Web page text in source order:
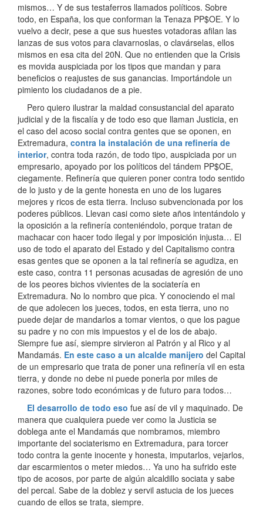
mismos… Y de sus testaferros llamados políticos. Sobre
todo, en España, los que conforman la Tenaza PP$OE. Y lo
vuelvo a decir, pese a que sus huestes votadoras afilan las
lanzas de sus votos para clavarnoslas, o clavárselas, ellos
mismos en esa cita del 20N. Que no entienden que la Crisis
es movida auspiciada por los tipos que mandan y para
beneficios o reajustes de sus ganancias. Importándole un
pimiento los ciudadanos de a pie.
Pero quiero ilustrar la maldad consustancial del aparato
judicial y de la fiscalía y de todo eso que llaman Justicia, en
el caso del acoso social contra gentes que se oponen, en
Extremadura, contra la instalación de una refinería de
interior, contra toda razón, de todo tipo, auspiciada por un
empresario, apoyado por los políticos del tándem PP$OE,
ciegamente. Refinería que quieren poner contra todo sentido
de lo justo y de la gente honesta en uno de los lugares
mejores y ricos de esta tierra. Incluso subvencionada por los
poderes públicos. Llevan casi como siete años intentándolo y
la oposición a la refinería conteniéndolo, porque tratan de
machacar con hacer todo ilegal y por imposición injusta… El
uso de todo el aparato del Estado y del Capitalismo contra
esas gentes que se oponen a la tal refinería se agudiza, en
este caso, contra 11 personas acusadas de agresión de uno
de los peores bichos vivientes de la sociatería en
Extremadura. No lo nombro que pica. Y conociendo el mal
de que adolecen los jueces, todos, en esta tierra, uno no
puede dejar de mandarlos a tomar vientos, o que los pague
su padre y no con mis impuestos y el de los de abajo.
Siempre fue así, siempre sirvieron al Patrón y al Rico y al
Mandamás. En este caso a un alcalde manijero del Capital
de un empresario que trata de poner una refinería vil en esta
tierra, y donde no debe ni puede ponerla por miles de
razones, sobre todo económicas y de futuro para todos…
El desarrollo de todo eso fue así de vil y maquinado. De
manera que cualquiera puede ver como la Justicia se
doblega ante el Mandamás que nombramos, miembro
importante del sociaterismo en Extremadura, para torcer
todo contra la gente inocente y honesta, imputarlos, vejarlos,
dar escarmientos o meter miedos… Ya uno ha sufrido este
tipo de acosos, por parte de algún alcaldillo sociata y sabe
del percal. Sabe de la doblez y servil astucia de los jueces
cuando de ellos se trata, siempre.